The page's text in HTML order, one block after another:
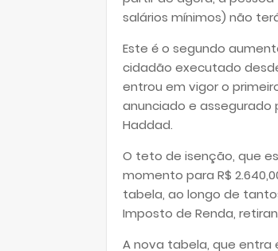
salários mínimos) não
Este é o segundo
cidadão executado
entrou em vigor o
anunciado e assegurado
Haddad.
O teto de isenção, que
momento para R$
tabela, ao longo de
Imposto de Renda,
A nova tabela, que entra